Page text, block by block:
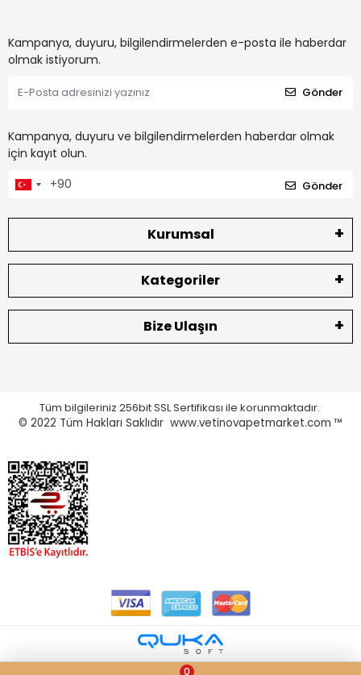
Kampanya, duyuru, bilgilendirmelerden e-posta ile haberdar
olmak istiyorum.
Gönder
Kampanya, duyuru ve bilgilendirmelerden haberdar olmak
için kayıt olun.
Gönder
Kurumsal
Kategoriler
Bize Ulaşın
Tüm bilgileriniz 256bit SSL Sertifikası ile korunmaktadır.
© 2022 Tüm Hakları Saklıdır www.vetinovapetmarket.com ™
0